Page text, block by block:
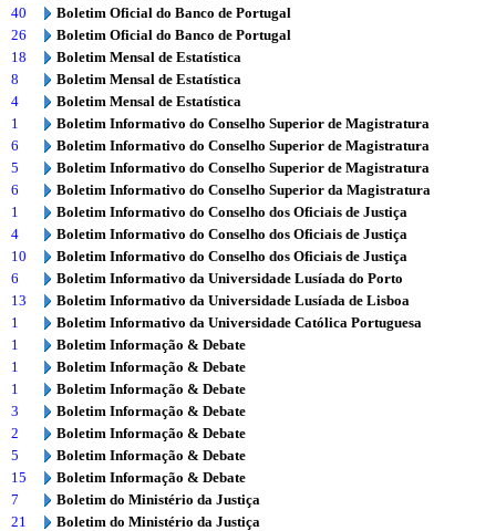
40
Boletim Oficial do Banco de Portugal
26
Boletim Oficial do Banco de Portugal
18
Boletim Mensal de Estatística
8
Boletim Mensal de Estatística
4
Boletim Mensal de Estatística
1
Boletim Informativo do Conselho Superior de Magistratura
6
Boletim Informativo do Conselho Superior de Magistratura
5
Boletim Informativo do Conselho Superior de Magistratura
6
Boletim Informativo do Conselho Superior da Magistratura
1
Boletim Informativo do Conselho dos Oficiais de Justiça
4
Boletim Informativo do Conselho dos Oficiais de Justiça
10
Boletim Informativo do Conselho dos Oficiais de Justiça
6
Boletim Informativo da Universidade Lusíada do Porto
13
Boletim Informativo da Universidade Lusíada de Lisboa
1
Boletim Informativo da Universidade Católica Portuguesa
1
Boletim Informação & Debate
1
Boletim Informação & Debate
1
Boletim Informação & Debate
3
Boletim Informação & Debate
2
Boletim Informação & Debate
5
Boletim Informação & Debate
15
Boletim Informação & Debate
7
Boletim do Ministério da Justiça
21
Boletim do Ministério da Justiça